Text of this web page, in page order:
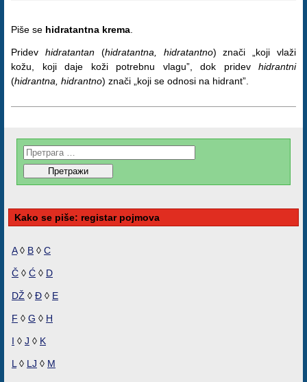
Piše se hidratantna krema
Pridev hidratantan(hidratantna, hidratantno) znači „koji vlaži
kožu, koji daje koži potrebnu vlagu”, dok pridev hidrantni
(hidrantna, hidrantno) znači „koji se odnosi na hidrant”.
Kako se piše: registar pojmova
A◊ B ◊ C
Č ◊ Ć ◊ D
DŽ ◊ Đ ◊ E
F ◊ G ◊ H
I ◊ J ◊ K
L ◊ LJ ◊ M